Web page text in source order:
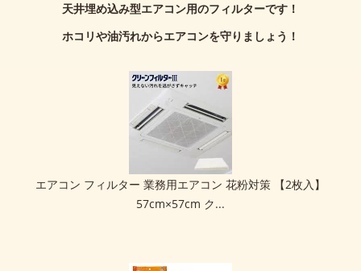
天井埋め込み型エアコン用のフィルターです！
ホコリや油汚れからエアコンを守りましょう！
エアコン フィルター 業務用エアコン 花粉対策 【2枚入】
57cm×57cm ク...